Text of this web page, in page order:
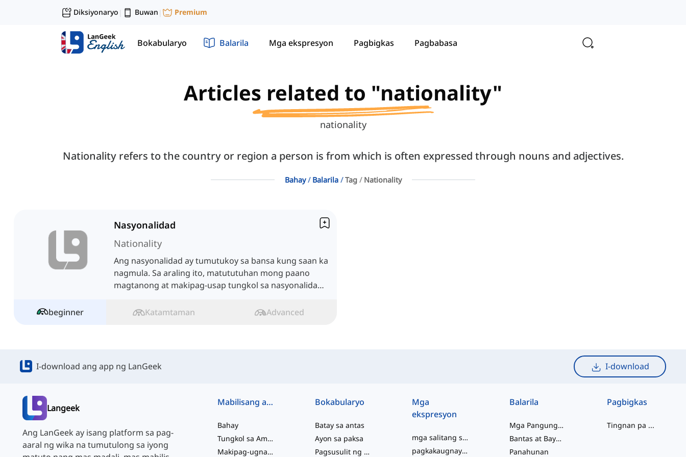
Diksiyonaryo | Buwan | Premium
Bokabularyo Balarila Mga ekspresyon Pagbigkas Pagbabasa
Articles related to "nationality"
nationality
Nationality refers to the country or region a person is from which is often expressed through nouns and adjectives.
Bahay Balarila Tag Nationality
Nasyonalidad
Nationality
Ang nasyonalidad ay tumutukoy sa bansa kung saan ka
nagmula. Sa araling ito, matututuhan mong paano
magtanong at makipag-usap tungkol sa nasyonalidad
beginner
Katamtaman Advanced
I-download ang app ng LanGeek I-download
Langeek
Ang LanGeek ay isang platform sa pag-
aaral ng wika na tumutulong sa iyong
Mabilisang access
Bahay
Tungkol sa Amin
Makipag-ugnayan sa Amin
Bokabularyo
Batay sa antas
Ayon sa paksa
Pagsusulit ng Kabihasaan
Mga
ekspresyon
mga salitang slang
pagkakaugnay ng salita
Balarila
Mga Pangungusap
Bantas at Baybay
Panahunan
Pagbigkas
Tingnan pa ...